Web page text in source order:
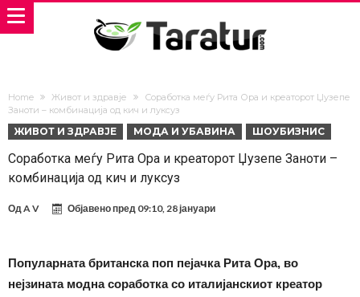
Home Живот и здравје
Соработка меѓу Рита Ора и креаторот Џузепе
Заноти – комбинација од кич и луксуз
ЖИВОТ И ЗДРАВЈЕ МОДА И УБАВИНА ШОУБИЗНИС
Соработка меѓу Рита Ора и креаторот Џузепе Заноти –
комбинација од кич и луксуз
ОдA V Објавено пред 09:10, 28 јануари
Популарната британска поп пејачка Рита Ора, во
нејзината модна соработка со италијанскиот креатор